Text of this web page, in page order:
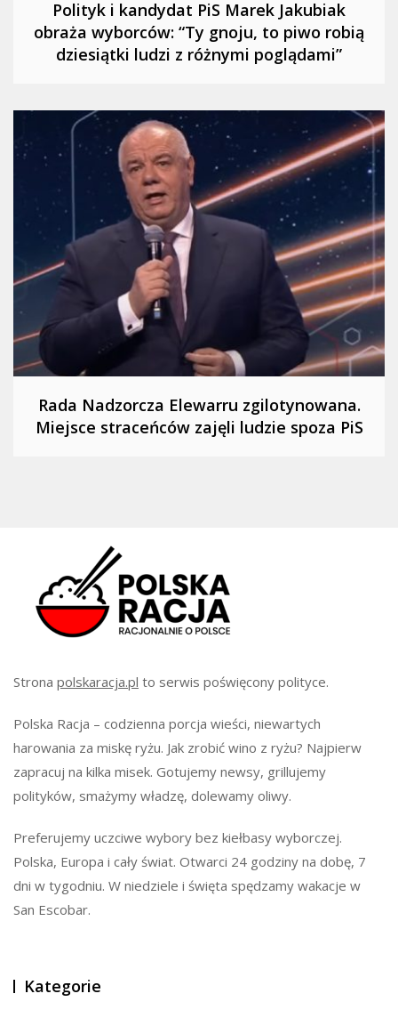
Polityk i kandydat PiS Marek Jakubiak
obraża wyborców: “Ty gnoju, to piwo robią
dziesiątki ludzi z różnymi poglądami”
Rada Nadzorcza Elewarru zgilotynowana.
Miejsce straceńców zajęli ludzie spoza PiS
Strona polskaracja.pl to serwis poświęcony polityce.
Polska Racja – codzienna porcja wieści, niewartych
harowania za miskę ryżu. Jak zrobić wino z ryżu? Najpierw
zapracuj na kilka misek. Gotujemy newsy, grillujemy
polityków, smażymy władzę, dolewamy oliwy.
Preferujemy uczciwe wybory bez kiełbasy wyborczej.
Polska, Europa i cały świat. Otwarci 24 godziny na dobę, 7
dni w tygodniu. W niedziele i święta spędzamy wakacje w
San Escobar.
Kategorie